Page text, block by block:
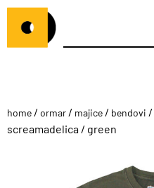
home / ormar / majice / bendovi /
screamadelica / green